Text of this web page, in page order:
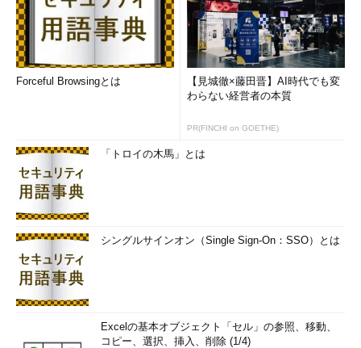
Forceful Browsingとは
【見城徹×藤田晋】AI時代でも変
わらない経営者の本質
PR(FINCHI on GOETHE)
「トロイの木馬」とは
シングルサインオン（Single Sign-On：SSO）とは
Excelの基本オブジェクト「セル」の参照、移動、
コピー、選択、挿入、削除 (1/4)